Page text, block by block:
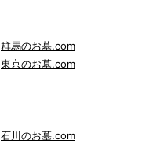
群馬のお墓.com
東京のお墓.com
石川のお墓.com